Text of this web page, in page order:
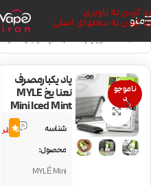
رد کردن به ناوبری
رد کردن به محتوای اصلی
منو
خانه/دستگاه ویپ | Vape Kit /پاد یکبار مصرف
ناموجو
د
بزرگنمایی تصویر
پاد یکبارمصرف
نعنا یخ MYLE
Mini Iced Mint
شناسه
محصول:
MYLÉ Mini
1
نظر5.0